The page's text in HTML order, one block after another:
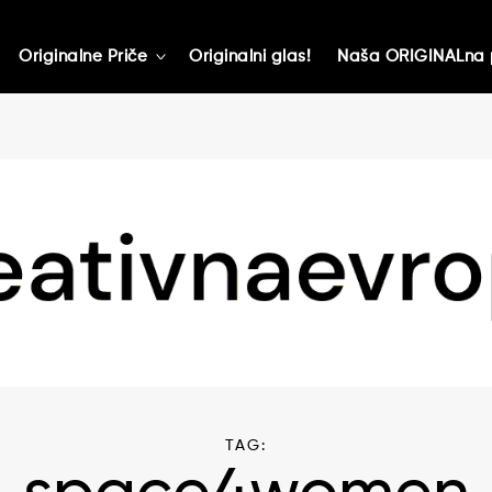
Originalne Priče toggle
Originalni glas! Naša
TAG: